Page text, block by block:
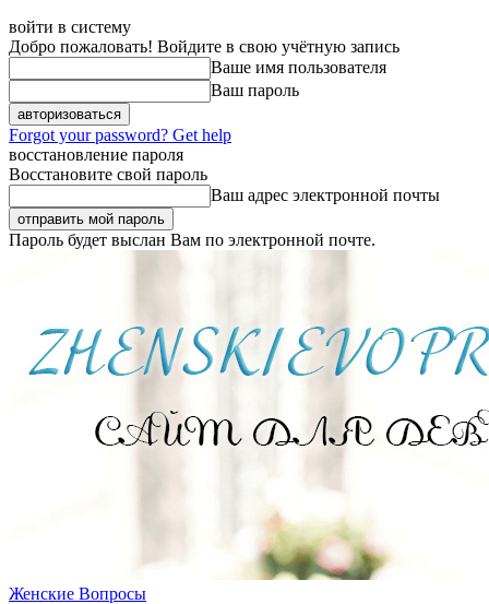
войти в систему
Добро пожаловать! Войдите в свою учётную запись
Ваше имя пользователя
Ваш пароль
Forgot your password? Get help
восстановление пароля
Восстановите свой пароль
Ваш адрес электронной почты
Пароль будет выслан Вам по электронной почте.
Женские Вопросы